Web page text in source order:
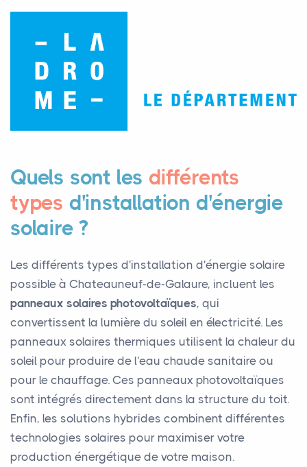
Quels sont les différents
types d'installation d'énergie
solaire ?
Les différents types d'installation d'énergie solaire
possible à Chateauneuf-de-Galaure, incluent les
panneaux solaires photovoltaïques, qui
convertissent la lumière du soleil en électricité. Les
panneaux solaires thermiques utilisent la chaleur du
soleil pour produire de l'eau chaude sanitaire ou
pour le chauffage. Ces panneaux photovoltaïques
sont intégrés directement dans la structure du toit.
Enfin, les solutions hybrides combinent différentes
technologies solaires pour maximiser votre
production énergétique de votre maison.